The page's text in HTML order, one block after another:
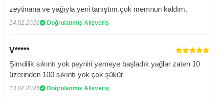
zeytinana ve yağıyla yeni tanıştım.çok memnun kaldım.
14.02.2026 Doğrulanmış Alışveriş
V*****
Şimdilik sıkıntı yok peyniri yemeye başladık yağlar zaten 10
üzerinden 100 sıkıntı yok çok şükür
13.02.2026 Doğrulanmış Alışveriş